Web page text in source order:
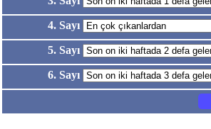
4. Sayı
5. Sayı
6. Sayı